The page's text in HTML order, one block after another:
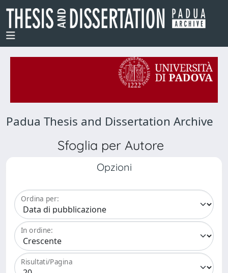
Padua Thesis and Dissertation Archive
Sfoglia per Autore
Opzioni
Ordina per:
In ordine:
Risultati/Pagina